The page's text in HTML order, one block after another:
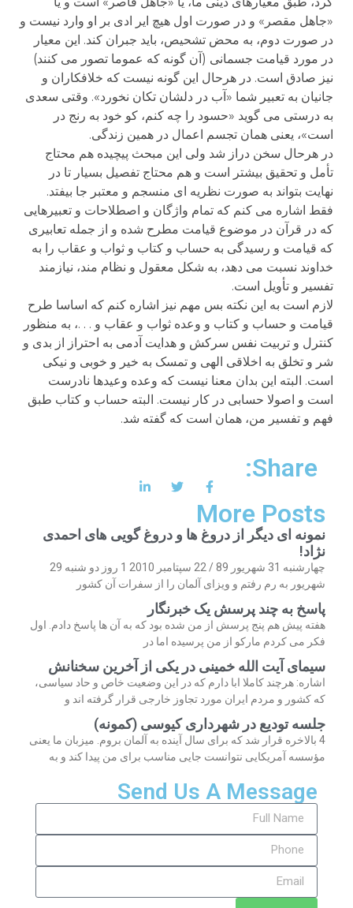
«جاهل مقصر» و در صورت اول هیچ ایر ادی بر او وارد نیست و
در صورت دوم، به محض تشحیص، باید جبران کند. این معیار
در مورد قیامت جسمانی (آن گونه که عموما تصور می کنند)
نیز صادق است. در هرحال این گونه نیست که خلافکاران و
جانیان به تعبیر شما «آب در دلشان تکان نخورد». وقتی سعدی
به درستی می گوید «حسود را چه کنم، کو خود به رنج در
است»، یعنی همان تجسم اعمال در همین زندگی.
در هرحال سخن دراز شد ولی این مبحث پیچیده هم محتاج
تأمل و تحقیق بیشتر است و هم محتاج تفصیل بسیار تا در
نهایت بتواند به صورت نظریه ای منسجم و معتبر جا بیفتد.
فقط اشاره می کنم که تمام واژگان و اصطلاحات و تعبیرهایی
که در قرآن در موضوع قیامت مطرح شده و از جمله تعابیری
که قیامت و رسیدگی به حساب و کتاب و ثواب و عقاب را به
خداوند نسبت می دهد، به شکل معقول و نظام مند، نیازمند
تفسیر و تأویل است.
لازم است به این نکته بس مهم نیز اشاره کنم که اساسا طرح
قیامت و حساب و کتاب و وعده ثواب و عقاب و . . .، به منظور
کنترل و تربیت نفس سرکش و هدایت آدمی به احتراز از بدی و
شر و تخلق به اخلاقی الهی و تمسک به خیر و خوبی و نیکی
است. البته این بدان معنا نیست که وعده وعیدها نادرست
است و اصولا حسابی در کار نیست. البته حساب و کتاب طبق
فهم و تفسیر من، همان است که گفته شد.
Share:
More Posts
نمونه ای دیگر از دروغ ها و دروغ گویی های احمدی
نژاد!
چهارشنبه 31 شهریور 89 / 22 سپتامبر 2010 1 روز دو شنبه 29
شهریور به رم رفتم و ویزای آلمان را از سفرات آن کشور
پاسخ به چند پرسش یک خبرنگار
هفته پیش هم پنج پرسش از من شده بود که به آن ها پاسخ دادم. اول
فکر می کردم مارکو از من پرسیده اما در
سیمای آیت الله خمینی در یکی از آخرین سخنانش
اشاره: هرچند کاملا ابا دارم که در این وضعیت خاص و حاد سیاسی،
که کشور و مردم ایران مورد تجاوز خارجی قرار گرفته اند و
جلسه تودیع در شهرداری کیوسی (کمونه)
4 بالاخره قرار شد که برای سال آینده به آلمان بروم. میزبان ما یعنی
مؤسسه آمریکایی نتوانست جایی مناسب برای من پیدا کند و به
Send Us A Message